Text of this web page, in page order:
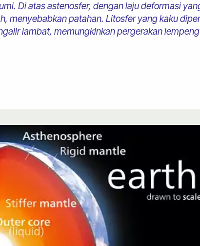
Di atas astenosfer, dengan laju deformasi
menyebabkan patahan. Litosfer yang kaku
lambat, memungkinkan pergerakan